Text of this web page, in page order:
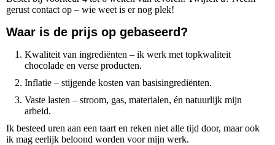
gerust contact op – wie weet is er nog plek!
Waar is de prijs op gebaseerd?
Kwaliteit van ingrediënten – ik werk met topkwaliteit
chocolade en verse producten.
Inflatie – stijgende kosten van basisingrediënten.
Vaste lasten – stroom, gas, materialen, én natuurlijk mijn
arbeid.
Ik besteed uren aan een taart en reken niet alle tijd door, maar ook
ik mag eerlijk beloond worden voor mijn werk.